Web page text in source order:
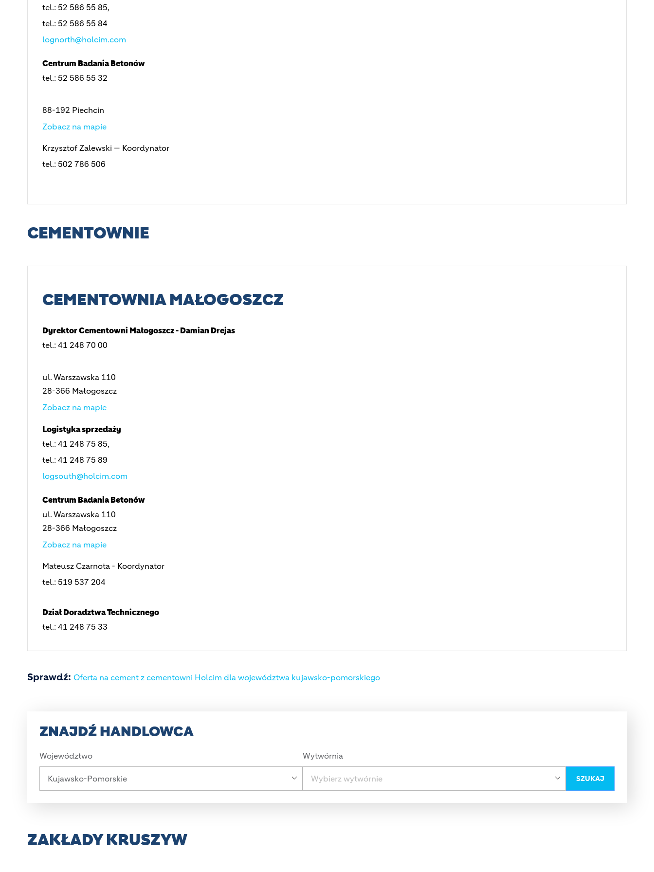
tel.: 52 586 55 85,
tel.: 52 586 55 84
lognorth@holcim.com
Centrum Badania Betonów
tel.: 52 586 55 32
88-192 Piechcin
Zobacz na mapie
Krzysztof Zalewski — Koordynator
tel.: 502 786 506
CEMENTOWNIE
CEMENTOWNIA MAŁOGOSZCZ
Dyrektor Cementowni Małogoszcz - Damian Drejas
tel.: 41 248 70 00
ul. Warszawska 110
28-366 Małogoszcz
Zobacz na mapie
Logistyka sprzedaży
tel.: 41 248 75 85,
tel.: 41 248 75 89
logsouth@holcim.com
Centrum Badania Betonów
ul. Warszawska 110
28-366 Małogoszcz
Zobacz na mapie
Mateusz Czarnota - Koordynator
tel.: 519 537 204
Dział Doradztwa Technicznego
tel.: 41 248 75 33
Sprawdź: Oferta na cement z cementowni Holcim dla województwa kujawsko-pomorskiego
ZNAJDŹ HANDLOWCA
Województwo Wytwórnia
SZUKAJ
ZAKŁADY KRUSZYW